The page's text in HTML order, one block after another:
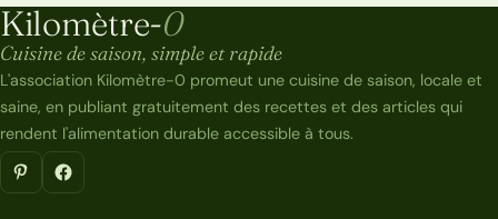
Kilomètre-0
Kilomètre-0
Cuisine de saison, simple et rapide
L'association Kilomètre-0 promeut une cuisine de saison, locale et
saine, en publiant gratuitement des recettes et des articles qui
rendent l'alimentation durable accessible à tous.